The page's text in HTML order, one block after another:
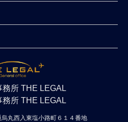
務所 THE LEGAL
務所 THE LEGAL
丸西入東塩小路町６１４番地